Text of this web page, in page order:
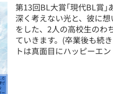
第13回BL大賞｢現代BL賞｣
深く考えない光と、彼に
をした、2人の高校生のわ
ていきます。(卒業後も続
トは真面目にハッピーエン